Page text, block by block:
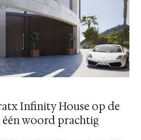
Infinity House op de
één woord prachtig